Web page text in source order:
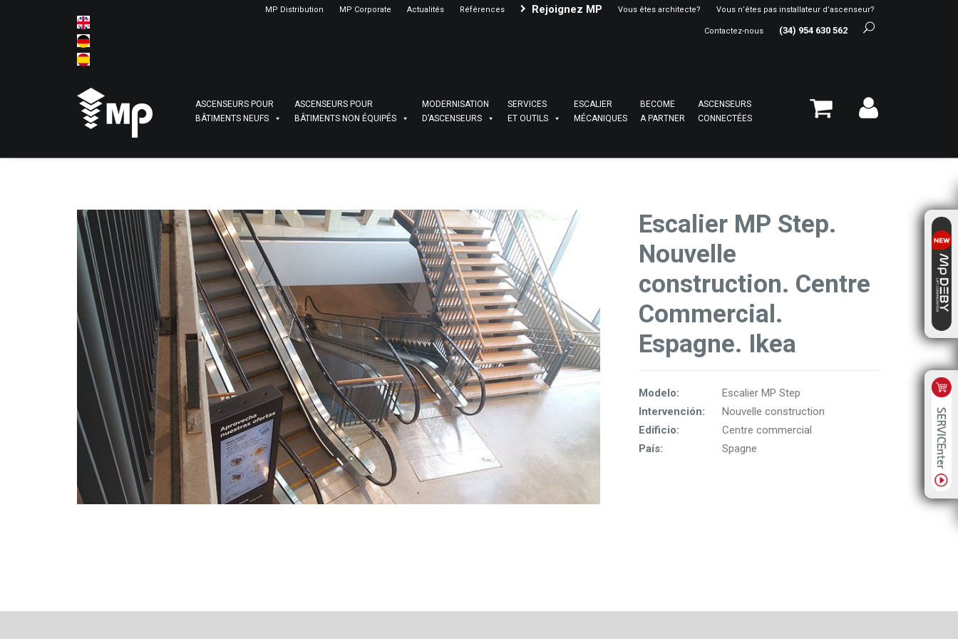
MP Distribution MP Corporate Actualités Références Rejoignez MP Vous êtes architecte? Vous n’êtes pas installateur d’ascenseur?
Contactez-nous (34) 954 630 562
ASCENSEURS POUR
BÂTIMENTS NEUFS
ASCENSEURS POUR
BÂTIMENTS NON ÉQUIPÉS
MODERNISATION
D’ASCENSEURS
SERVICES
ET OUTILS
ESCALIER
MÉCANIQUES
BECOME
A PARTNER
ASCENSEURS
CONNECTÉES
Escalier MP Step.
Nouvelle
construction. Centre
Commercial.
Espagne. Ikea
Modelo:
Escalier MP Step
Intervención:
Nouvelle construction
Edificio:
Centre commercial
País:
Spagne